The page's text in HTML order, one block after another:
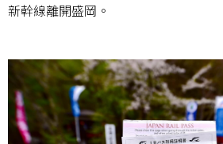
新幹線離開盛岡。